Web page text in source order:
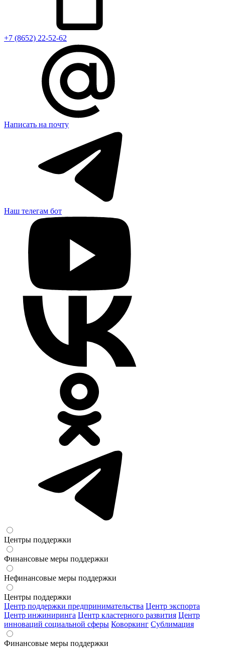
+7 (8652) 22-52-62
Написать на почту
Наш телегам бот
Центры поддержки
Финансовые меры поддержки
Нефинансовые меры поддержки
Центры поддержки
Центр поддержки предпринимательства Центр экспорта
Центр инжиниринга Центр кластерного развития Центр
инноваций социальной сферы Коворкинг Сублимация
Финансовые меры поддержки